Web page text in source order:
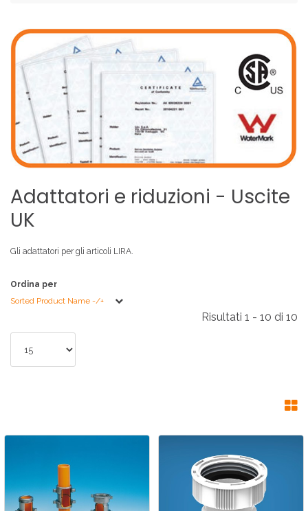
Adattatori e riduzioni - Uscite
UK
Gli adattatori per gli articoli LIRA.
Ordina per
Sorted Product Name -/+
Risultati 1 - 10 di 10